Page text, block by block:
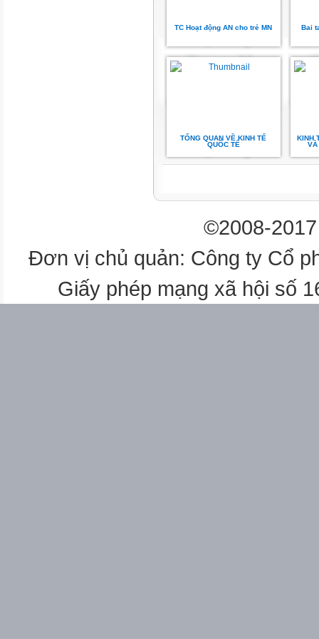
Lê Minh Thư
223A070004
Lê Thị Thanh Trâm
TC Hoạt động AN cho trẻ MN Bai
TỔNG QUAN VỀ KINH TẾ
QUỐC TẾ
KINH
VÀ
©2008-
Đơn vị chủ quản: Công ty Cổ
Giấy phép mạng xã hội số